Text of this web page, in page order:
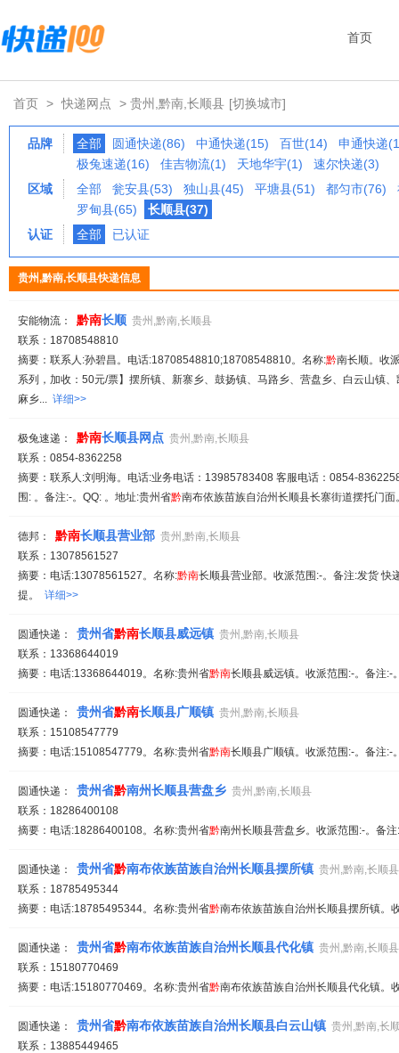
首页
首页 > 快递网点 > 贵州,黔南,长顺县 [切换城市]
品牌 全部 圆通快递(86) 中通快递(15) 百世(14)
申通快递
极兔速递(16)
佳吉物流(1) 天地华宇(1)
速尔快递(3)
区域
全部 瓮安县(53) 独山县(45) 平塘县(51) 都匀市(76)
罗甸县(65)
长顺县(37)
认证
全部 已认证
贵州,黔南,长顺县快递信息
安能物流： 黔南长顺 贵州,黔南,长顺县
联系：18708548810
摘要：联系人:孙碧昌。电话:18708548810;18708548810。名称:黔南长顺。收
系列，加收：50元/票】摆所镇、新寨乡、鼓扬镇、马路乡、营盘乡、白云山镇
麻乡... 详细>>
极兔速递： 黔南长顺县网点 贵州,黔南,长顺县
联系：0854-8362258
摘要：联系人:刘明海。电话:业务电话：13985783408 客服电话：0854-
围: 。备注:-。QQ: 。地址:贵州省黔南布依族苗族自治州长顺县长寨街道摆托门
德邦： 黔南长顺县营业部 贵州,黔南,长顺县
联系：13078561527
摘要：电话:13078561527。名称:黔南长顺县营业部。收派范围:-。备注:发货 快
提。 详细>>
圆通快递： 贵州省黔南长顺县威远镇 贵州,黔南,长顺县
联系：13368644019
摘要：电话:13368644019。名称:贵州省黔南长顺县威远镇。收派范围:-。备注
圆通快递： 贵州省黔南长顺县广顺镇 贵州,黔南,长顺县
联系：15108547779
摘要：电话:15108547779。名称:贵州省黔南长顺县广顺镇。收派范围:-。备注
圆通快递： 贵州省黔南州长顺县营盘乡 贵州,黔南,长顺县
联系：18286400108
摘要：电话:18286400108。名称:贵州省黔南州长顺县营盘乡。收派范围:-。备
圆通快递： 贵州省黔南布依族苗族自治州长顺县摆所镇 贵州,黔南,长顺县
联系：18785495344
摘要：电话:18785495344。名称:贵州省黔南布依族苗族自治州长顺县摆所镇。
圆通快递： 贵州省黔南布依族苗族自治州长顺县代化镇 贵州,黔南,长顺县
联系：15180770469
摘要：电话:15180770469。名称:贵州省黔南布依族苗族自治州长顺县代化镇。
圆通快递： 贵州省黔南布依族苗族自治州长顺县白云山镇 贵州,黔南,长
联系：13885449465